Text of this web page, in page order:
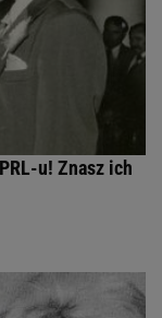
u! Znasz ich